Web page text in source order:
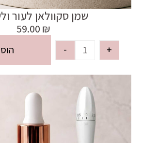
שמן סקוולאן לעור
59.00 ₪
- +